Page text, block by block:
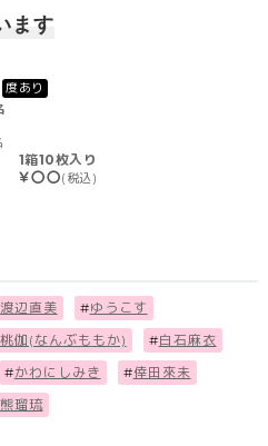
ます
度あり
1箱10枚入り
￥〇〇(税込)
渡辺直美 #ゆうこす
伽(なんぶももか) #白石麻衣
#かわにしみき #倖田來未
瑠琉